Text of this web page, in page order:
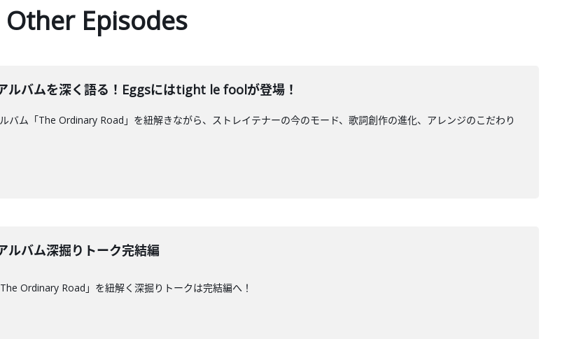
Other Episodes
バムを深く語る！Eggsにはtight le foolが登場！
バム「The Ordinary Road」を紐解きながら、ストレイテナーの今のモード、歌詞創作の進化、アレンジのこだわり
バム深掘りトーク完結編
Ordinary Road」を紐解く深掘りトークは完結編へ！